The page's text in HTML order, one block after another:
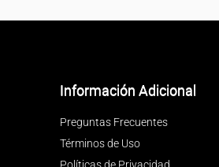
Información Adicional
Preguntas Frecuentes
Términos de Uso